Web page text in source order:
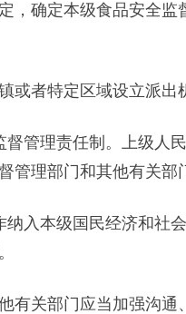
确定本级食品安全监
者特定区域设立派出
理责任制。上级人
理部门和其他有关部
本级国民经济和社
关部门应当加强沟通